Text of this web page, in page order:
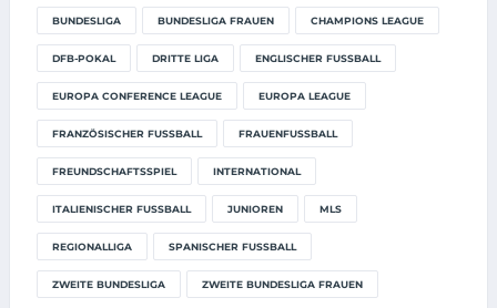
BUNDESLIGA BUNDESLIGA FRAUEN CHAMPIONS LEAGUE
DFB-POKAL DRITTE LIGA ENGLISCHER FUSSBALL
EUROPA CONFERENCE LEAGUE EUROPA LEAGUE
FRANZÖSISCHER FUSSBALL FRAUENFUSSBALL
FREUNDSCHAFTSSPIEL INTERNATIONAL
ITALIENISCHER FUSSBALL JUNIOREN MLS
REGIONALLIGA SPANISCHER FUSSBALL
ZWEITE BUNDESLIGA ZWEITE BUNDESLIGA FRAUEN